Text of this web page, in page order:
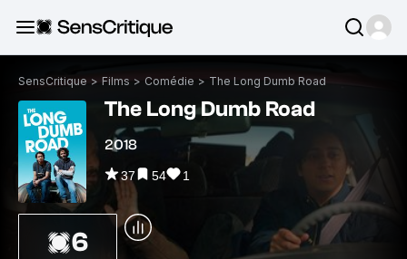
SensCritique > Films > Comédie > The Long Dumb Road
The Long Dumb Road
2018
37 54 1
6